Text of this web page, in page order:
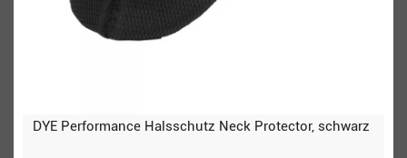
DYE Performance Halsschutz Neck Protector, schwarz